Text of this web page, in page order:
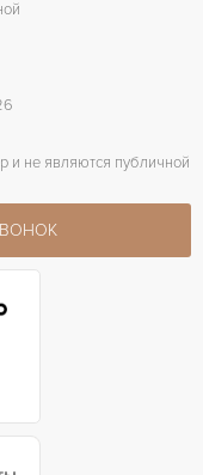
и не являются публичной